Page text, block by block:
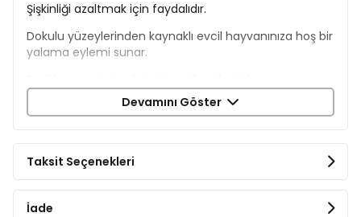
Şişkinliği azaltmak için faydalıdır.
Dokulu yüzeylerinden kaynaklı evcil hayvanınıza hoş bir
yalama eylemi sunar.
yardımcı olur.
Bulaşık makinesinde yıkanabilir.
Devamını Göster
Taksit Seçenekleri
İade